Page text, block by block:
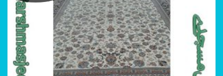
مختلفی
باشد.